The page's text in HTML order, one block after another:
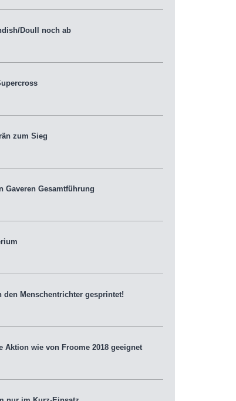
Doull noch ab
zum Sieg
Gesamtführung
Menschentrichter gesprintet!
wie von Froome 2018 geeignet